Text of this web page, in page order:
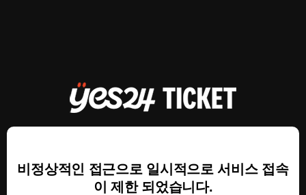
비정상적인 접근으로 일시적으로 서비스 접속
이 제한 되었습니다.